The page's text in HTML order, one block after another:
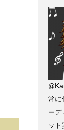
常に
ーデ
ット